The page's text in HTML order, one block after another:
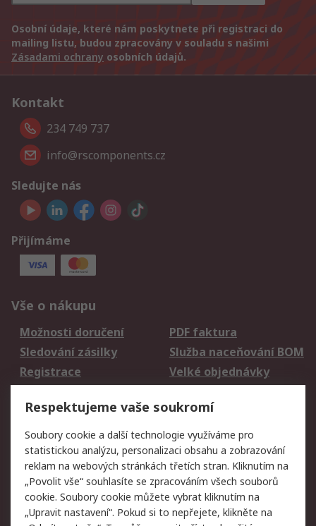
Osobní údaje, které nám poskytnete při registraci do
mailing listu, budou zpracovány v souladu s našimi
Zásadami ochrany osobních údajů.
Kontakt
234 749 737
info@rscomponents.cz
Sledujte nás
Přijímáme
Vše o nákupu
Možnosti doručení
PDF faktura
Sledování zásilky
Služba naceňování BOM
Registrace
Velké objednávky
Právní
Autorská práva
Obchodní podmínky
společnosti RS
Prohlášení o ochraně
údajů
Zabezpečení
elektronické pošty
Respektujeme vaše soukromí
Soubory cookie a další technologie využíváme pro
statistickou analýzu, personalizaci obsahu a zobrazování
reklam na webových stránkách třetích stran. Kliknutím na
„Povolit vše“ souhlasíte se zpracováním všech souborů
cookie. Soubory cookie můžete vybrat kliknutím na
„Upravit nastavení“. Pokud si to nepřejete, klikněte na